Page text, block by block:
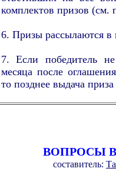
комплектов призов (см.
6. Призы рассылаются в
7. Если победитель
месяца после
то позднее выдача
ВОПРОСЫ
составитель: